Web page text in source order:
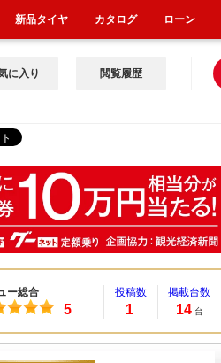
に入り 閲覧履歴
ー総合
5
投稿数
1
掲載台数
14 台
新品タイヤ カタログ ローン